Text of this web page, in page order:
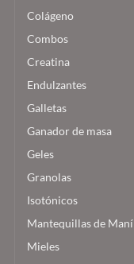
Colágeno
Combos
Creatina
Endulzantes
Galletas
Ganador de masa
Geles
Granolas
Isotónicos
Mantequillas de Maní
Mieles